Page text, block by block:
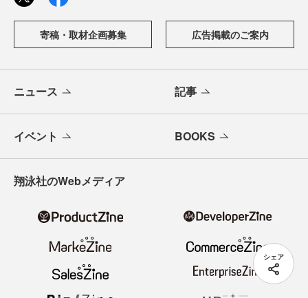
シェア
寄稿・取材企画募集 広告掲載のご案内
ニュース 記事
イベント BOOKS
翔泳社のWebメディア